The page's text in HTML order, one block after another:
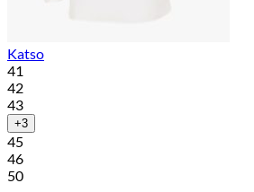
Katso
41
42
43
+3
45
46
50